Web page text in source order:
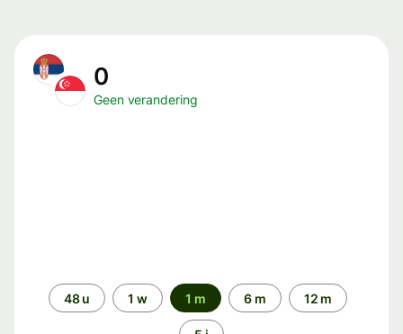
0
Geen verandering
Periode48 u 1 w 1 m 6 m 12 m